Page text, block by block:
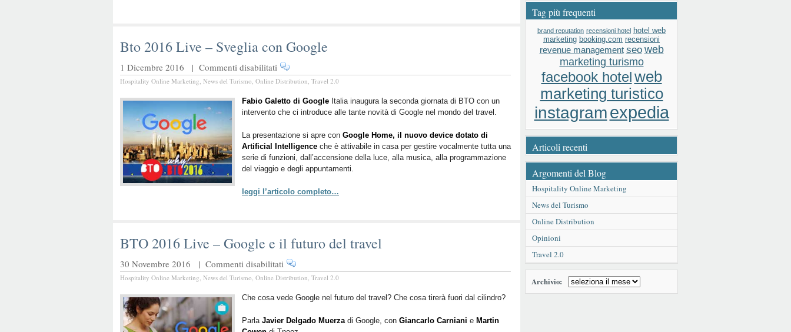
Bto 2016 Live – Sveglia con Google
1 Dicembre 2016 | Commenti disabilitati su
Bto
Live
–
con
Google
Hospitality Online Marketing, News del Turismo, Online Distribution, Travel 2.0
Fabio Galetto di Google Italia inaugura la seconda giornata di BTO con un
intervento che ci introduce alle tante novità di Google nel mondo del travel.
La presentazione si apre con Google Home, il nuovo device dotato di
Artificial Intelligence che è attivabile in casa per gestire vocalmente tutta una
serie di funzioni, dall’accensione della luce, alla musica, alla programmazione
del viaggio e degli appuntamenti.
leggi l’articolo completo…
BTO 2016 Live – Google e il futuro del travel
30 Novembre 2016 | Commenti disabilitati su
BTO
Live
Google
Hospitality Online Marketing, News del Turismo, Online Distribution, Travel 2.0
Che cosa vede Google nel futuro del travel? Che cosa tirerà fuori dal cilindro?
Parla Javier Delgado Muerzadi Google, con Giancarlo Carniani e Martin
Tag più frequenti
brand reputation recensioni hotel hotel web
marketing booking.com recensioni
revenue management seo web
marketing turismo
facebook hotelweb
marketing turistico
instagramexpedia
Articoli recenti
Argomenti del Blog
Hospitality Online Marketing
News del Turismo
Online Distribution
Opinioni
Travel 2.0
Archivio: